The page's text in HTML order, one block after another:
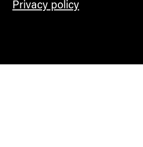
Privacy policy